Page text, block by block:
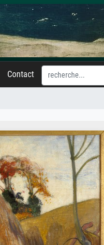
Contact